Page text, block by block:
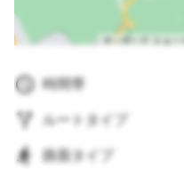
時間帯
ルートタイプ
路面タイプ